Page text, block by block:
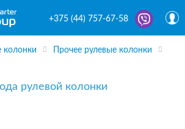
+375 (44) 757-67-58
колонки Прочее рулевые колонки
рулевой колонки